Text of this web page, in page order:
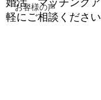
お客様の声
軽にご相談ください